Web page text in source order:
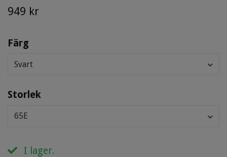
949 kr
Färg
Svart
Storlek
65E
I lager.